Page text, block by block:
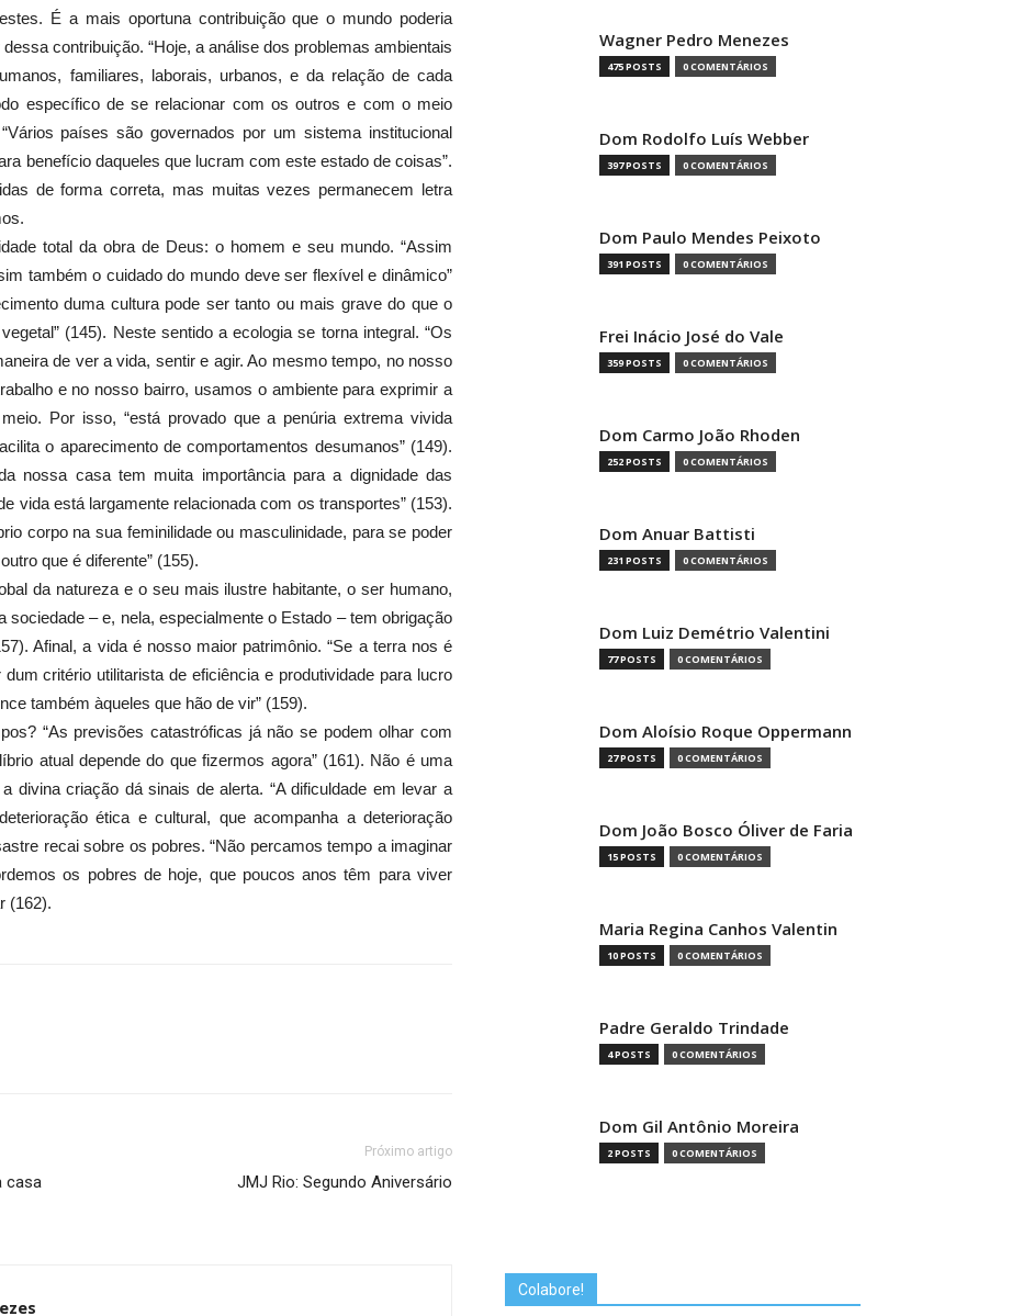
É a mais oportuna contribuição que o mundo poderia
contribuição. “Hoje, a análise dos problemas ambientais
familiares, laborais, urbanos, e da relação de cada
específico de se relacionar com os outros e com o meio
países são governados por um sistema institucional
benefício daqueles que lucram com este estado de coisas”.
de forma correta, mas muitas vezes permanecem letra
total da obra de Deus: o homem e seu mundo. “Assim
também o cuidado do mundo deve ser flexível e dinâmico”
duma cultura pode ser tanto ou mais grave do que o
(145). Neste sentido a ecologia se torna integral. “Os
de ver a vida, sentir e agir. Ao mesmo tempo, no nosso
e no nosso bairro, usamos o ambiente para exprimir a
Por isso, “está provado que a penúria extrema vivida
o aparecimento de comportamentos desumanos” (149).
nossa casa tem muita importância para a dignidade das
vida está largamente relacionada com os transportes” (153).
corpo na sua feminilidade ou masculinidade, para se poder
que é diferente” (155).
da natureza e o seu mais ilustre habitante, o ser humano,
sociedade – e, nela, especialmente o Estado – tem obrigação
Afinal, a vida é nosso maior patrimônio. “Se a terra nos é
critério utilitarista de eficiência e produtividade para lucro
também àqueles que hão de vir” (159).
“As previsões catastróficas já não se podem olhar com
atual depende do que fizermos agora” (161). Não é uma
divina criação dá sinais de alerta. “A dificuldade em levar a
ética e cultural, que acompanha a deterioração
recai sobre os pobres. “Não percamos tempo a imaginar
os pobres de hoje, que poucos anos têm para viver
(162).
casa
Próximo artigo
JMJ Rio: Segundo Aniversário
Wagner Pedro Menezes
475 POSTS 0 COMENTÁRIOS
Dom Rodolfo Luís Webber
397 POSTS 0 COMENTÁRIOS
Dom Paulo Mendes Peixoto
391 POSTS 0 COMENTÁRIOS
Frei Inácio José do Vale
359 POSTS 0 COMENTÁRIOS
Dom Carmo João Rhoden
252 POSTS 0 COMENTÁRIOS
Dom Anuar Battisti
231 POSTS 0 COMENTÁRIOS
Dom Luiz Demétrio Valentini
77 POSTS 0 COMENTÁRIOS
Dom Aloísio Roque Oppermann
27 POSTS 0 COMENTÁRIOS
Dom João Bosco Óliver de Faria
15 POSTS 0 COMENTÁRIOS
Maria Regina Canhos Valentin
10 POSTS 0 COMENTÁRIOS
Padre Geraldo Trindade
4 POSTS 0 COMENTÁRIOS
Dom Gil Antônio Moreira
2 POSTS 0 COMENTÁRIOS
Colabore!